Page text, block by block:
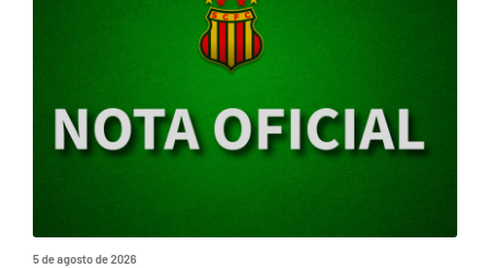
5 de agosto de 2026